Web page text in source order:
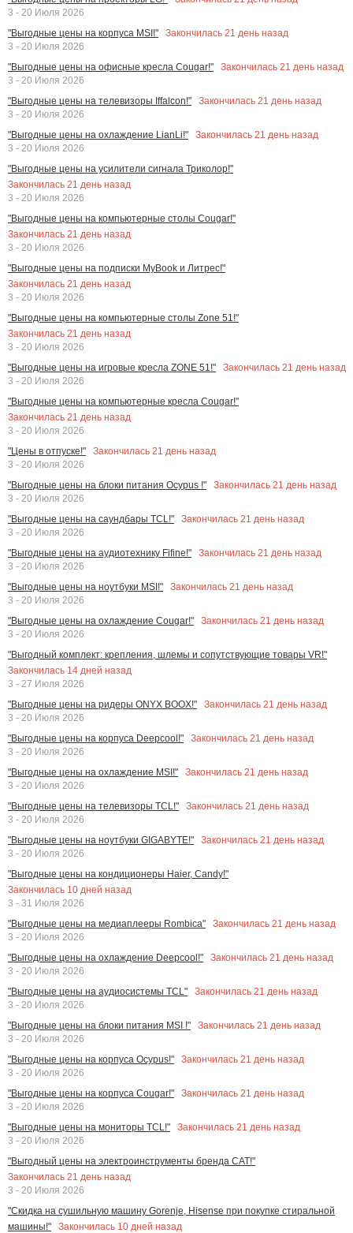
3 - 20 Июля 2026
"Выгодные цены на корпуса MSI!"
Закончилась 21 день назад
3 - 20 Июля 2026
"Выгодные цены на офисные кресла Cougar!"
Закончилась 21 день назад
3 - 20 Июля 2026
"Выгодные цены на телевизоры Iffalcon!"
Закончилась 21 день назад
3 - 20 Июля 2026
"Выгодные цены на охлаждение LianLi!"
Закончилась 21 день назад
3 - 20 Июля 2026
"Выгодные цены на усилители сигнала Триколор!"
Закончилась 21 день назад
3 - 20 Июля 2026
"Выгодные цены на компьютерные столы Cougar!"
Закончилась 21 день назад
3 - 20 Июля 2026
"Выгодные цены на подписки MyBook и Литрес!"
Закончилась 21 день назад
3 - 20 Июля 2026
"Выгодные цены на компьютерные столы Zone 51!"
Закончилась 21 день назад
3 - 20 Июля 2026
"Выгодные цены на игровые кресла ZONE 51!"
Закончилась 21 день назад
3 - 20 Июля 2026
"Выгодные цены на компьютерные кресла Cougar!"
Закончилась 21 день назад
3 - 20 Июля 2026
"Цены в отпуске!"
Закончилась 21 день назад
3 - 20 Июля 2026
"Выгодные цены на блоки питания Ocypus !"
Закончилась 21 день назад
3 - 20 Июля 2026
"Выгодные цены на саундбары TCL!"
Закончилась 21 день назад
3 - 20 Июля 2026
"Выгодные цены на аудиотехнику Fifine!"
Закончилась 21 день назад
3 - 20 Июля 2026
"Выгодные цены на ноутбуки MSI!"
Закончилась 21 день назад
3 - 20 Июля 2026
"Выгодные цены на охлаждение Cougar!"
Закончилась 21 день назад
3 - 20 Июля 2026
"Выгодный комплект: крепления, шлемы и сопутствующие товары VR!"
Закончилась 14 дней назад
3 - 27 Июля 2026
"Выгодные цены на ридеры ONYX BOOX!"
Закончилась 21 день назад
3 - 20 Июля 2026
"Выгодные цены на корпуса Deepcool!"
Закончилась 21 день назад
3 - 20 Июля 2026
"Выгодные цены на охлаждение MSI!"
Закончилась 21 день назад
3 - 20 Июля 2026
"Выгодные цены на телевизоры TCL!"
Закончилась 21 день назад
3 - 20 Июля 2026
"Выгодные цены на ноутбуки GIGABYTE!"
Закончилась 21 день назад
3 - 20 Июля 2026
"Выгодные цены на кондиционеры Haier, Candy!"
Закончилась 10 дней назад
3 - 31 Июля 2026
"Выгодные цены на медиаплееры Rombica"
Закончилась 21 день назад
3 - 20 Июля 2026
"Выгодные цены на охлаждение Deepcool!"
Закончилась 21 день назад
3 - 20 Июля 2026
"Выгодные цены на аудиосистемы TCL"
Закончилась 21 день назад
3 - 20 Июля 2026
"Выгодные цены на блоки питания MSI !"
Закончилась 21 день назад
3 - 20 Июля 2026
"Выгодные цены на корпуса Ocypus!"
Закончилась 21 день назад
3 - 20 Июля 2026
"Выгодные цены на корпуса Cougar!"
Закончилась 21 день назад
3 - 20 Июля 2026
"Выгодные цены на мониторы TCL!"
Закончилась 21 день назад
3 - 20 Июля 2026
"Выгодный цены на электроинструменты бренда CAT!"
Закончилась 21 день назад
3 - 20 Июля 2026
"Скидка на сушильную машину Gorenje, Hisense при покупке стиральной
машины!"
Закончилась 10 дней назад